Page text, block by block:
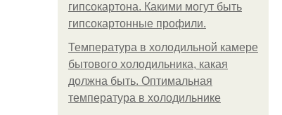
гипсокартона. Какими могут быть
гипсокартонные профили.
Температура в холодильной камере
бытового холодильника, какая
должна быть. Оптимальная
температура в холодильнике